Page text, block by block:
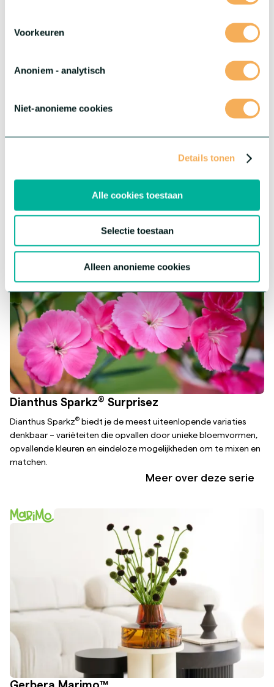
Voorkeuren
Anoniem - analytisch
Niet-anonieme cookies
Details tonen
Alle cookies toestaan
Selectie toestaan
Alleen anonieme cookies
®
Stoer, gedurfd en echt uniek: maak kennis met Gerbera Rebel®.
assortiment een leuke twist te geven! Elke bloem heeft zijn
eigen karakter, maar biedt dezelfde topkwaliteit.
Meer over deze serie
Dianthus Sparkz® Surprisez
Dianthus Sparkz® biedt je de meest uiteenlopende variaties
denkbaar – variëteiten die opvallen door unieke bloemvormen,
opvallende kleuren en eindeloze mogelijkheden om te mixen en
matchen.
Meer over deze serie